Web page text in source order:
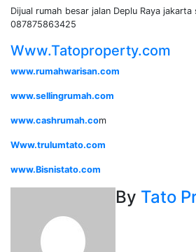
Dijual rumah besar jalan Deplu Raya jakarta
087875863425
Www.Tatoproperty.com
www.rumahwarisan.com
www.sellingrumah.com
www.cashrumah.com
Www.trulumtato.com
www.Bisnistato.com
By Tato